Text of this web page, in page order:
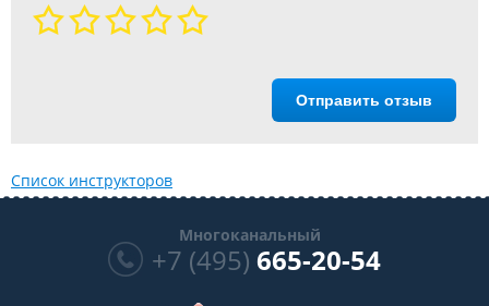
Отправить отзыв
Список инструкторов
Многоканальный
+7 (495) 665-20-54